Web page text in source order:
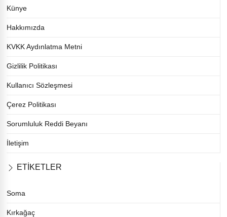
Künye
Hakkımızda
KVKK Aydınlatma Metni
Gizlilik Politikası
Kullanıcı Sözleşmesi
Çerez Politikası
Sorumluluk Reddi Beyanı
İletişim
ETİKETLER
Soma
Kırkağaç